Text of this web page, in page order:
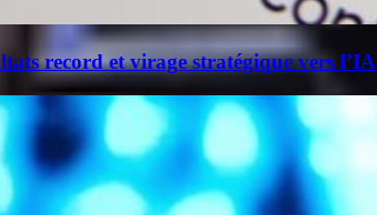
record et virage stratégique vers l’IA